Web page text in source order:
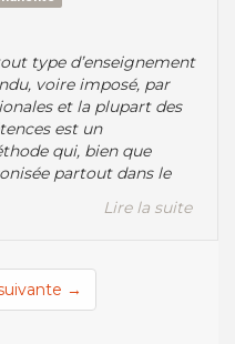
type d’enseignement
voire imposé, par
et la plupart des
est un
qui, bien que
partout dans le
Lire la suite
→